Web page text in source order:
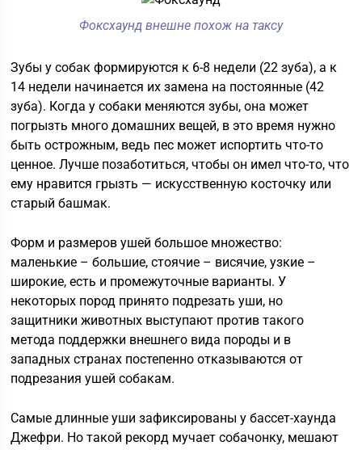
Фоксхаунд внешне похож на таксу
Зубы у собак формируются к 6-8 недели (22 зуба), а к
14 недели начинается их замена на постоянные (42
зуба). Когда у собаки меняются зубы, она может
погрызть много домашних вещей, в это время нужно
быть острожным, ведь пес может испортить что-то
ценное. Лучше позаботиться, чтобы он имел что-то, что
ему нравится грызть — искусственную косточку или
старый башмак.
Форм и размеров ушей большое множество:
маленькие – большие, стоячие – висячие, узкие –
широкие, есть и промежуточные варианты. У
некоторых пород принято подрезать уши, но
защитники животных выступают против такого
метода поддержки внешнего вида породы и в
западных странах постепенно отказываются от
подрезания ушей собакам.
Самые длинные уши зафиксированы у бассет-хаунда
Джефри. Но такой рекорд мучает собачонку, мешают